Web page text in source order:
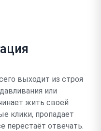
выходит из строя
или
жить своей
клики, пропадает
перестаёт отвечать.